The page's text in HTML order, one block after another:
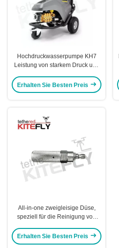
Hochdruckwasserpumpe KH7
Leistung von starkem Druck und
Erhalten Sie Besten Preis
All-in-one zweigleisige Düse,
speziell für die Reinigung von
Erhalten Sie Besten Preis